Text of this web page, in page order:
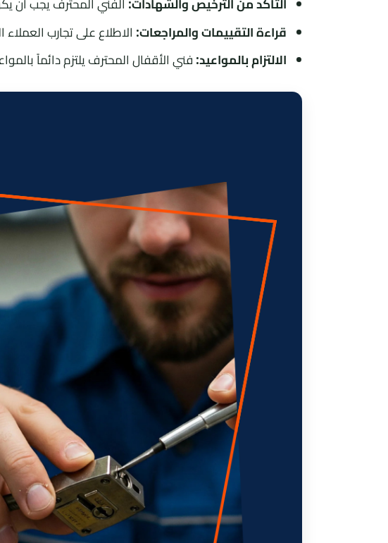
قراءة التقييمات والمراجعات: الاطلاع على تجارب
الالتزام بالمواعيد:فني الأقفال المحترف يلتزم دائماً